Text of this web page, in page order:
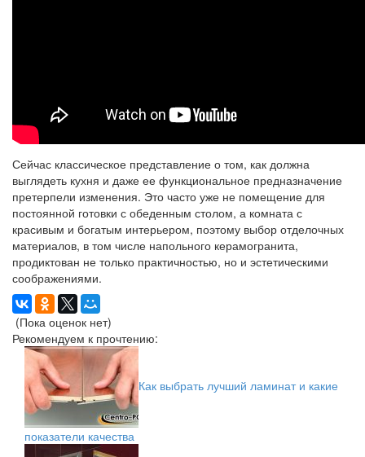
Сейчас классическое представление о том, как должна
выглядеть кухня и даже ее функциональное предназначение
претерпели изменения. Это часто уже не помещение для
постоянной готовки с обеденным столом, а комната с
красивым и богатым интерьером, поэтому выбор отделочных
материалов, в том числе напольного керамогранита,
продиктован не только практичностью, но и эстетическими
соображениями.
(Пока оценок нет)
Рекомендуем к прочтению:
Как выбрать лучший ламинат и какие
показатели качества